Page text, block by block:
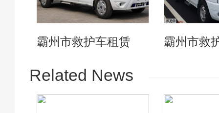
霸州市救护车租赁 霸州市救
Related News